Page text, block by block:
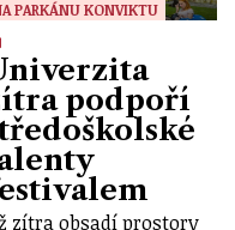
PARKÁNU KONVIKTU
podpoří
zítra obsadí prostory